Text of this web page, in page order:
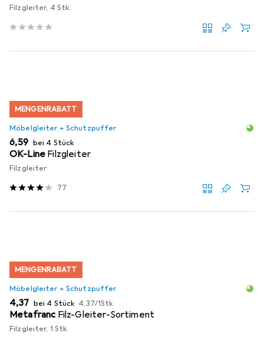
Filzgleiter, 4 Stk.
MENGENRABATT
Möbelgleiter + Schutzpuffer
EUR
6,59 bei 4 Stück
OK-Line Filzgleiter
Filzgleiter
77
MENGENRABATT
Möbelgleiter + Schutzpuffer
EUR
4,37 bei 4 Stück EUR
4,37/1Stk.
Metafranc Filz-Gleiter-Sortiment
Filzgleiter, 1 Stk.